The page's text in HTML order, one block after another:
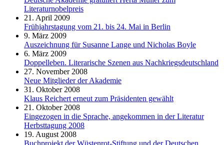
Literaturnobelpreis
21. April 2009
Frühjahrstagung vom 21. bis 24. Mai in Berlin
9. März 2009
Auszeichnung für Susanne Lange und Nicholas Boyle
6. März 2009
Doppelleben. Literarische Szenen aus Nachkriegsdeutschland
27. November 2008
Neue Mitglieder der Akademie
31. Oktober 2008
Klaus Reichert erneut zum Präsidenten gewählt
21. Oktober 2008
Eingezogen in die Sprache, angekommen in der Literatur
Herbsttagung 2008
19. August 2008
Buchprojekt der Wüstenrot-Stiftung und der Deutschen